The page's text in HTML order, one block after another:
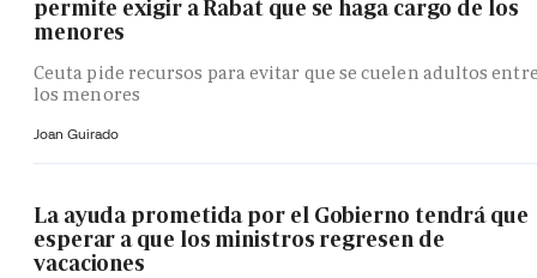
permite exigir a Rabat que se haga cargo de los
menores
Ceuta pide recursos para evitar que se cuelen adultos
los menores
Joan Guirado
La ayuda prometida por el Gobierno tendrá que
esperar a que los ministros regresen de
vacaciones